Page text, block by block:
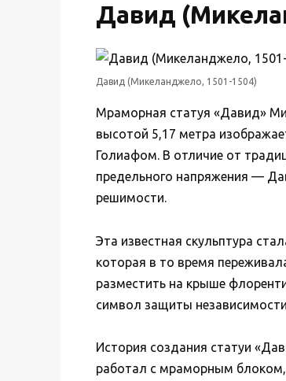
Давид
Давид (Микеланджело, 1501-1504)
Мраморная статуя «Давид»
высотой 5,17 метра
Голиафом. В отличие от
предельного напряжения —
решимости.
Эта известная скульптура
которая в то время
разместить на крыше
символ защиты независимости
История создания статуи
работал с мраморным